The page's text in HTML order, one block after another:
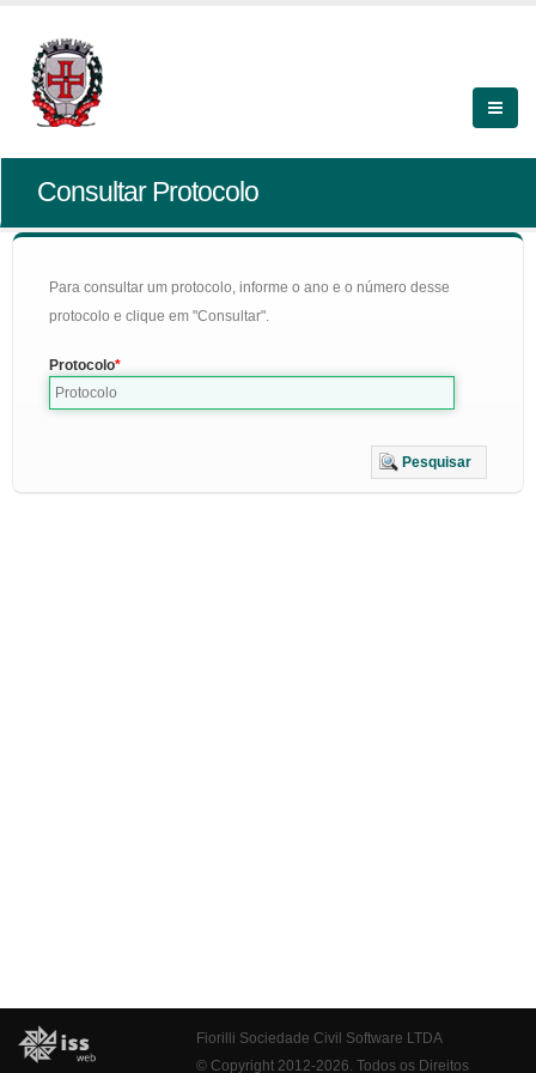
Consultar Protocolo
Para consultar um protocolo, informe o ano e o número desse
protocolo e clique em "Consultar".
Protocolo
Pesquisar
Fiorilli Sociedade Civil Software LTDA
© Copyright 2012-2026. Todos os Direitos